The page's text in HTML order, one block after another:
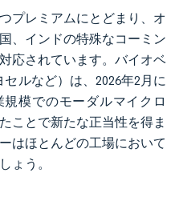
プレミアムにとどまり、オ
、インドの特殊なコーミン
応されています。バイオベ
ルなど）は、2026年2月に
規模でのモーダルマイクロ
ことで新たな正当性を得ま
はほとんどの工場において
ょう。